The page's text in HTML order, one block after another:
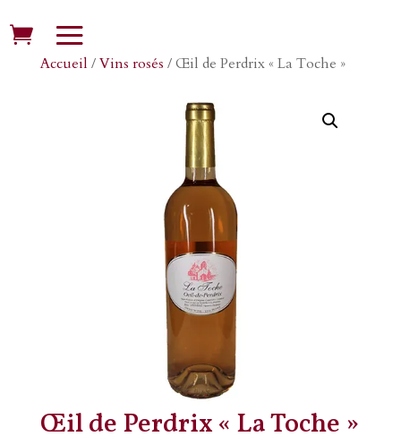
Accueil /Vins rosés / Œil de Perdrix « La Toche »
Œil de Perdrix « La Toche »